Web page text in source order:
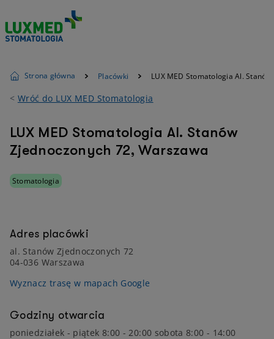
Strona główna Placówki LUX MED Stomatologia Al.
< Wróć do LUX MED Stomatologia
LUX MED Stomatologia Al. Stanów
Zjednoczonych 72, Warszawa
Stomatologia
Adres placówki
al. Stanów Zjednoczonych 72
04-036 Warszawa
Wyznacz trasę w mapach Google
Godziny otwarcia
poniedziałek - piątek 8:00 - 20:00 sobota 8:00 - 14:00